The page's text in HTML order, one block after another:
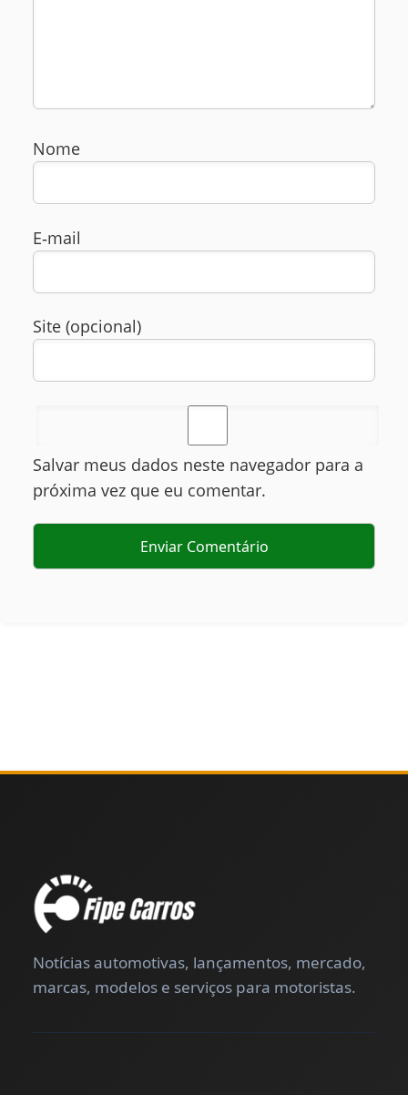
Nome
E‑mail
Site (opcional)
Salvar meus dados neste navegador para a
próxima vez que eu comentar.
Notícias automotivas, lançamentos, mercado,
marcas, modelos e serviços para motoristas.